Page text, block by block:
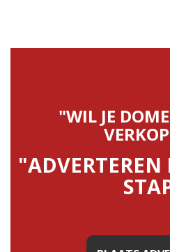
"WIL JE
"ADVERTEREN